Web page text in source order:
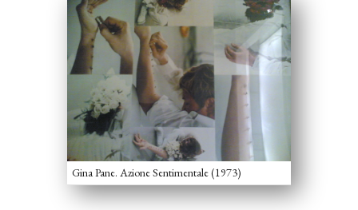
Gina Pane. Azione Sentimentale (1973)